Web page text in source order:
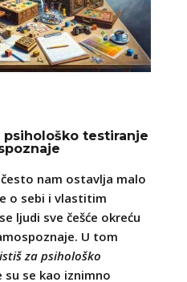
testiranje
nam ostavlja malo
o sebi i vlastitim
ljudi sve češće okreću
U tom
za psihološko
se kao iznimno